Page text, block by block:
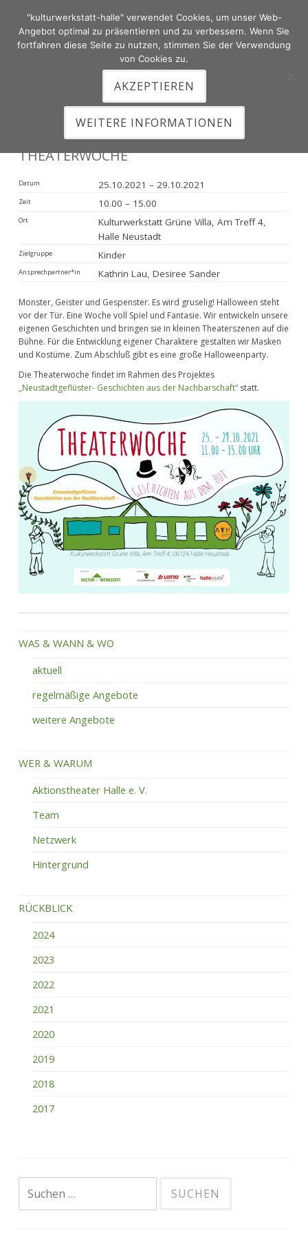
Zum
Inhalt
HAUPTMENÜ
THEATERWOCHE
Datum 25.10.2021 – 29.10.2021
Zeit 10.00 – 15.00
Ort
Kulturwerkstatt Grüne Villa, Am Treff 4,
Halle Neustadt
Zielgruppe Kinder
Ansprechpartner*in Kathrin Lau, Desiree Sander
Monster, Geister und Gespenster. Es wird gruselig! Halloween steht
vor der Tür. Eine Woche voll Spiel und Fantasie. Wir entwickeln unsere
eigenen Geschichten und bringen sie in kleinen Theaterszenen auf die
Bühne. Für die Entwicklung eigener Charaktere gestalten wir Masken
und Kostüme. Zum Abschluß gibt es eine große Halloweenparty.
Die Theaterwoche findet im Rahmen des Projektes
„Neustadtgeflüster- Geschichten aus der Nachbarschaft“ statt.
WAS & WANN & WO
aktuell
regelmäßige Angebote
weitere Angebote
WER & WARUM
Aktionstheater Halle e. V.
Team
Netzwerk
Hintergrund
RÜCKBLICK
2024
2023
2022
2021
2020
2019
2018
2017
Suchen
nach:
"kulturwerkstatt-halle" verwendet Cookies, um unser Web-
Angebot optimal zu präsentieren und zu verbessern. Wenn Sie
fortfahren diese Seite zu nutzen, stimmen Sie der Verwendung
von Cookies zu.
AKZEPTIEREN
WEITERE INFORMATIONEN